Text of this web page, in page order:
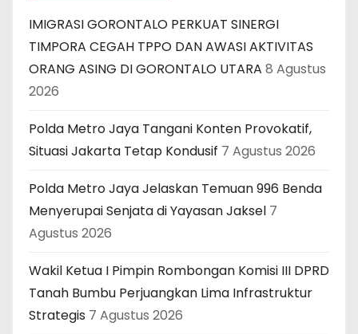
IMIGRASI GORONTALO PERKUAT SINERGI
TIMPORA CEGAH TPPO DAN AWASI AKTIVITAS
ORANG ASING DI GORONTALO UTARA 8 Agustus
2026
Polda Metro Jaya Tangani Konten Provokatif,
Situasi Jakarta Tetap Kondusif 7 Agustus 2026
Polda Metro Jaya Jelaskan Temuan 996 Benda
Menyerupai Senjata di Yayasan Jaksel 7
Agustus 2026
Wakil Ketua I Pimpin Rombongan Komisi III DPRD
Tanah Bumbu Perjuangkan Lima Infrastruktur
Strategis 7 Agustus 2026